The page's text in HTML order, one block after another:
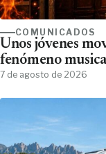
COMUNICADOS
Unos jóvenes
fenómeno
7 de agosto de 2026